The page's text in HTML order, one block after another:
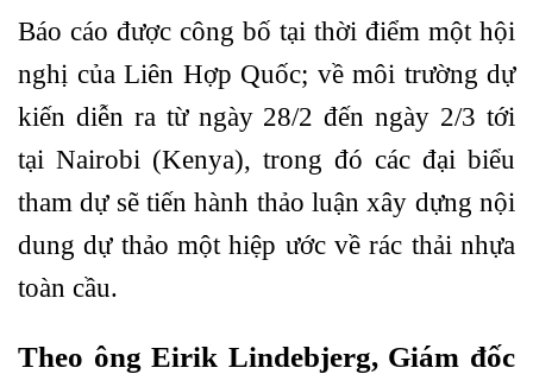
Báo cáo được công bố tại thời điểm một hội
nghị của Liên Hợp Quốc; về môi trường dự
kiến diễn ra từ ngày 28/2 đến ngày 2/3 tới
tại Nairobi (Kenya), trong đó các đại biểu
tham dự sẽ tiến hành thảo luận xây dựng nội
dung dự thảo một hiệp ước về rác thải nhựa
toàn cầu.
Theo ông Eirik Lindebjerg, Giám đốc